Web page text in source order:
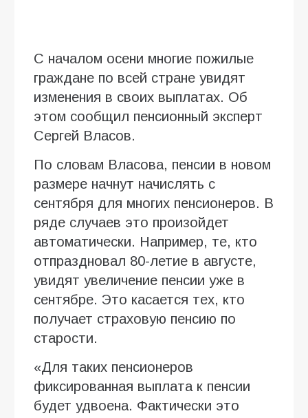
С началом осени многие пожилые
граждане по всей стране увидят
изменения в своих выплатах. Об
этом сообщил пенсионный эксперт
Сергей Власов.
По словам Власова, пенсии в новом
размере начнут начислять с
сентября для многих пенсионеров. В
ряде случаев это произойдет
автоматически. Например, те, кто
отпраздновал 80-летие в августе,
увидят увеличение пенсии уже в
сентябре. Это касается тех, кто
получает страховую пенсию по
старости.
«Для таких пенсионеров
фиксированная выплата к пенсии
будет удвоена. Фактически это